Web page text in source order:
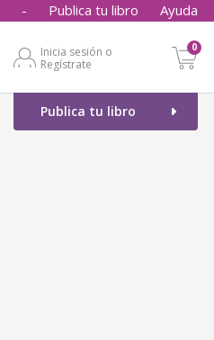
- Publica tu libro Ayuda
Inicia sesión o
Regístrate
0
Publica tu libro